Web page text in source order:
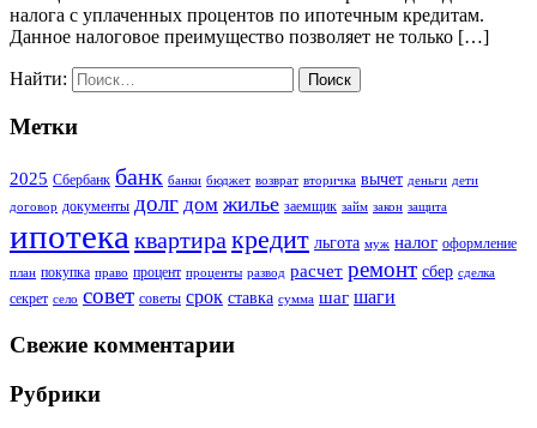
налога с уплаченных процентов по ипотечным кредитам.
Данное налоговое преимущество позволяет не только […]
Найти:
Метки
2025 Сбербанк банк банки бюджет возврат вторичка вычет деньги дети
договор документы долг дом жилье заемщик займ закон защита
ипотека квартира кредит льгота муж налог оформление
план покупка право процент проценты развод расчет ремонт сбер сделка
секрет село совет советы срок ставка сумма шаг шаги
Свежие комментарии
Рубрики